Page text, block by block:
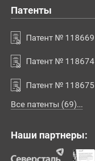
Патенты
Патент № 118669
Патент № 118674
Патент № 118675
Все патенты (69)...
Наши партнеры: